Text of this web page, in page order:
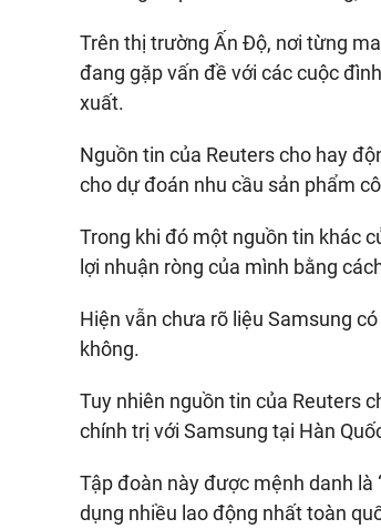
Trên thị trường Ấn Độ, nơi từng
đang gặp vấn đề với các cuộc
xuất.
Nguồn tin của Reuters cho hay
cho dự đoán nhu cầu sản phẩm
Trong khi đó một nguồn tin khác
lợi nhuận ròng của mình bằng
Hiện vẫn chưa rõ liệu Samsung
không.
Tuy nhiên nguồn tin của Reuters
chính trị với Samsung tại Hàn
Tập đoàn này được mệnh danh là
dụng nhiều lao động nhất toàn